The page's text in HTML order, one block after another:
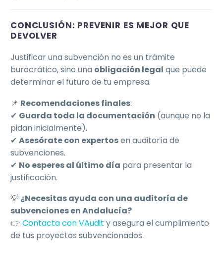
CONCLUSIÓN: PREVENIR ES MEJOR QUE
DEVOLVER
Justificar una subvención no es un trámite
burocrático, sino una obligación legal que puede
determinar el futuro de tu empresa.
📌 Recomendaciones finales:
✔ Guarda toda la documentación (aunque no la
pidan inicialmente).
✔ Asesórate con expertosen auditoría de
subvenciones.
✔ No esperes al último día para presentar la
justificación.
💡 ¿Necesitas ayuda con una auditoría de
subvenciones en Andalucía?
👉 Contacta con VAudit y asegura el cumplimiento
de tus proyectos subvencionados.